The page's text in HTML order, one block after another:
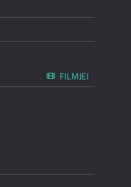
FILMJEI